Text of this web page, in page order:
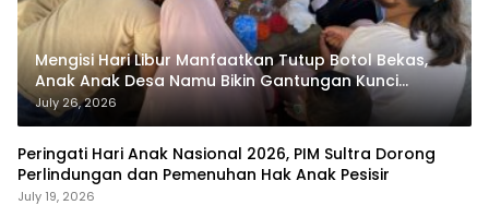
Mengisi Hari Libur Manfaatkan Tutup Botol Bekas,
Anak Anak Desa Namu Bikin Gantungan Kunci
Bernilai Ekonomi
July 26, 2026
Peringati Hari Anak Nasional 2026, PIM Sultra Dorong
Perlindungan dan Pemenuhan Hak Anak Pesisir
July 19, 2026